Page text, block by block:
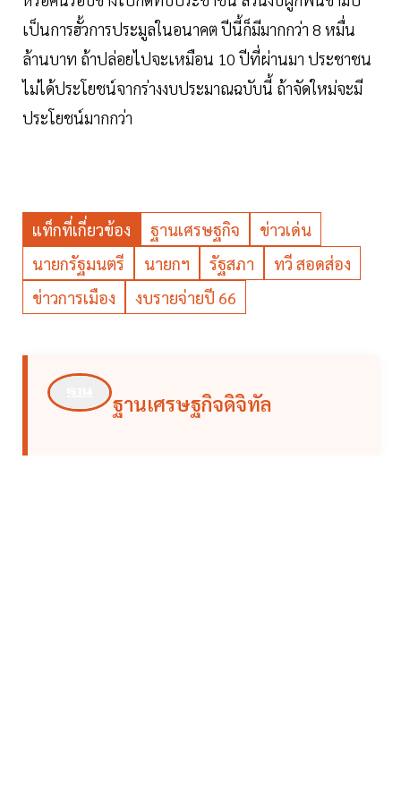
เป็นการฮั้วการประมูลในอนาคต ปีนี้ก็มีมากกว่า 8 หมื่น
ล้านบาท ถ้าปล่อยไปจะเหมือน 10 ปีที่ผ่านมา ประชาชน
ไม่ได้ประโยชน์จากร่างงบประมาณฉบับนี้ ถ้าจัดใหม่จะมี
ประโยชน์มากกว่า
แท็กที่เกี่ยวข้อง ฐานเศรษฐกิจ
ข่าวเด่น
นายกรัฐมนตรี
นายกฯ รัฐสภา
ทวี สอดส่อง
ข่าวการเมือง
งบรายจ่ายปี 66
ฐานเศรษฐกิจดิจิทัล